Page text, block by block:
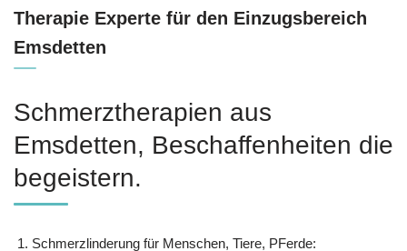
Therapie Experte für den Einzugsbereich
Emsdetten
Schmerztherapien aus
Emsdetten, Beschaffenheiten die
begeistern.
Schmerzlinderung für Menschen, Tiere, PFerde: